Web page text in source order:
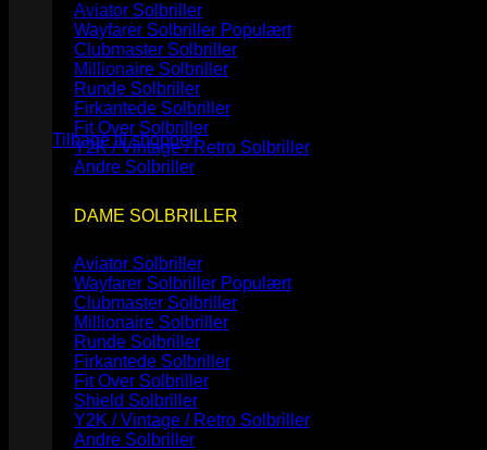
Ingen varer i kurven.
Tilbage til shoppen
Aviator Solbriller
Wayfarer Solbriller
Clubmaster Solbriller
Millionaire Solbriller
Runde Solbriller
Firkantede Solbriller
Fit Over Solbriller
Y2K / Vintage / Retro Solbriller
Andre Solbriller
DAME SOLBRILLER
Aviator Solbriller
Wayfarer Solbriller
Clubmaster Solbriller
Millionaire Solbriller
Runde Solbriller
Firkantede Solbriller
Fit Over Solbriller
Shield Solbriller
Y2K / Vintage / Retro Solbriller
Andre Solbriller